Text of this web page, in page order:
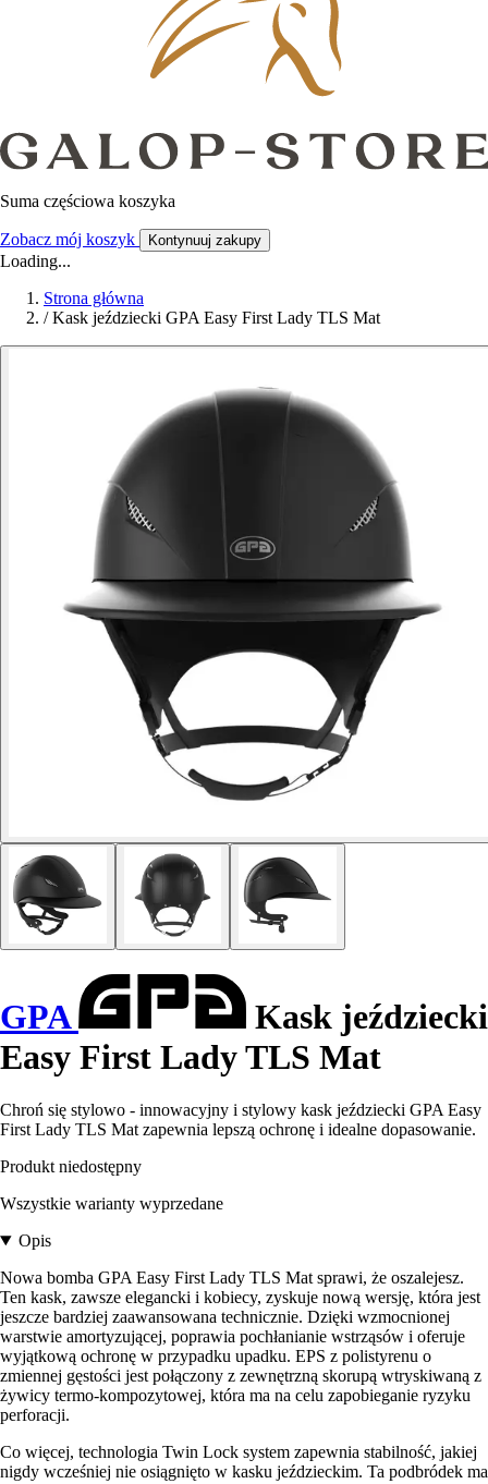
Suma częściowa koszyka
Zobacz mój koszyk Kontynuuj zakupy
Loading...
Strona główna
/ Kask jeździecki GPA Easy First Lady TLS Mat
GPA
Kask jeździecki
Easy First Lady TLS Mat
Chroń się stylowo - innowacyjny i stylowy kask jeździecki GPA Easy
First Lady TLS Mat zapewnia lepszą ochronę i idealne dopasowanie.
Produkt niedostępny
Wszystkie warianty wyprzedane
Opis
Nowa bomba GPA Easy First Lady TLS Mat sprawi, że oszalejesz.
Ten kask, zawsze elegancki i kobiecy, zyskuje nową wersję, która jest
jeszcze bardziej zaawansowana technicznie. Dzięki wzmocnionej
warstwie amortyzującej, poprawia pochłanianie wstrząsów i oferuje
wyjątkową ochronę w przypadku upadku. EPS z polistyrenu o
zmiennej gęstości jest połączony z zewnętrzną skorupą wtryskiwaną z
żywicy termo-kompozytowej, która ma na celu zapobieganie ryzyku
perforacji.
Co więcej, technologia Twin Lock system zapewnia stabilność, jakiej
nigdy wcześniej nie osiągnięto w kasku jeździeckim. Ta podbródek ma